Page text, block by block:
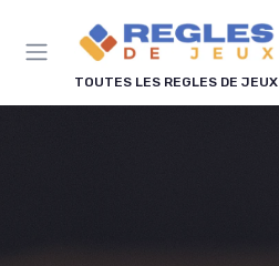
TOUTES LES REGLES DE JEUX